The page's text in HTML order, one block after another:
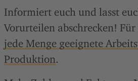
Informiert euch und lasst
Vorurteilen abschrecken!
jede Menge geeignete
Produktion.